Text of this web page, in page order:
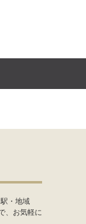
・地域
、お気軽に